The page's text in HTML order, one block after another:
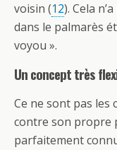
voisin (12). Cela
dans le palmarès
voyou ».
Un concept très
Ce ne sont pas les
contre son propre
parfaitement